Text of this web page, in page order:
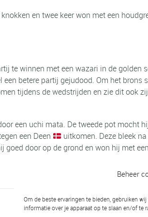
Beheer
Om de beste ervaringen te bieden, gebruiken
informatie over je apparaat op te slaan en/of te
en twee keer won met een
te winnen met een wazari in de golden
betere partij gejudood. Om het brons
tijdens de wedstrijden en zie dit ook
een uchi mata. De tweede pot mocht
een Deen
uitkomen. Deze bleek
goed door op de grond en won hij met